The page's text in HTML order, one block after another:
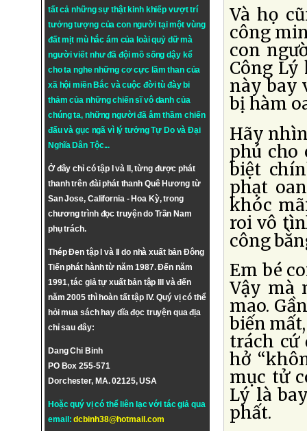
tất cả những sự thật kinh khiếp vượt trí
tưởng tượng của con người tại một vùng
đất mịt mù hắc ám của loài quỷ dữ mà
người viết như đã đội mồ sống dậy kể
cho ta nghe những cơ cực lầm than của
xã hội miền Bắc và cuộc đời tù đày bi
thảm của những chiến sĩ vô danh của
chúng ta, những người đã âm thầm chiến
đấu và gục ngã vì lý tưởngTự DovàĐại
Nghĩa Dân Tộc...
Ở đây chỉ có tập I và II, từng được phát
thanh trên đài phát thanh Quê Hương từ
San Jose, California - Hoa Kỳ, trong
chương trình đọc truyện do Trần Nam
phụ trách.
Thép Đen tập I và II do nhà xuất bản Đông
Tiến phát hành từ năm 1987. Đến năm
1991, tác giả tự xuất bản tập III và đến
năm 2005 thì hoàn tất tập IV. Quý vị có thể
hỏi mua sách hay dĩa đọc truyện qua địa
chỉ sau đây:
Dang Chi Binh
PO Box 255-571
Dorchester, MA. 02125, USA
Hoặc quý vị có thể liên lạc với tác giả qua
email:dcbinh38@hotmail.com
Và họ
công
con
Công
này bay
bị hàm
Hãy
phú cho
biệt
phạt
khóc
roi vô
công
Em bé
Vậy mà
mao.
biến
trách cứ
hở
mục tử
Lý là
phất.